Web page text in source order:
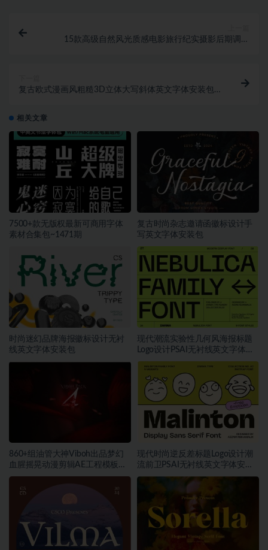
15款高级自然风光质感电影旅行纪实摄影后期调色
复古欧式漫画风粗糙3D立体大写斜体英文字体安装包
相关文章
7500+款无版权最新可商用字体
素材合集包~1471期
复古时尚杂志邀请函徽标设计手
写英文字体安装包
时尚迷幻品牌海报徽标设计无衬
线英文字体安装包
现代潮流实验性几何风海报标题
Logo设计PSAI无衬线英文字体安
装包
860+组油管大神Viboh出品梦幻
血腥摇晃动漫剪辑AE工程模板预
设叠加视频音效字体素材包
现代时尚逆反差标题Logo设计潮
流前卫PSAI无衬线英文字体安装
包素材